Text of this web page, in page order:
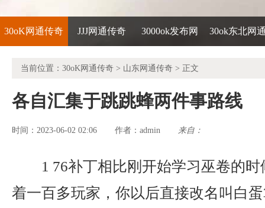
30oK网通传奇 JJJ网通传奇 3000ok发布网 30ok东北网
当前位置： 30oK网通传奇 > 山东网通传奇 > 正文
各自汇集于跳跳蜂两件事路线
时间：2023-06-02 02:06 作者： admin 来自：
1 76补丁相比刚开始学习巫卷的
着一百多玩家，你以后直接改名叫白